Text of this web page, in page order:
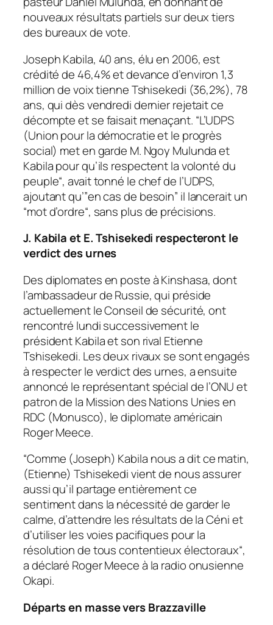
nouveaux résultats partiels sur deux tiers
des bureaux de vote.
Joseph Kabila, 40 ans, élu en 2006, est
crédité de 46,4% et devance d’environ 1,3
million de voix tienne Tshisekedi (36,2%), 78
ans, qui dès vendredi dernier rejetait ce
décompte et se faisait menaçant. “L’UDPS
(Union pour la démocratie et le progrès
social) met en garde M. Ngoy Mulunda et
Kabila pour qu’ils respectent la volonté du
peuple“, avait tonné le chef de l’UDPS,
ajoutant qu’”en cas de besoin” il lancerait un
“mot d’ordre“, sans plus de précisions.
J. Kabila et E. Tshisekedi respecteront le
verdict des urnes
Des diplomates en poste à Kinshasa, dont
l’ambassadeur de Russie, qui préside
actuellement le Conseil de sécurité, ont
rencontré lundi successivement le
président Kabila et son rival Etienne
Tshisekedi. Les deux rivaux se sont engagés
à respecter le verdict des urnes, a ensuite
annoncé le représentant spécial de l’ONU et
patron de la Mission des Nations Unies en
RDC (Monusco), le diplomate américain
Roger Meece.
“Comme (Joseph) Kabila nous a dit ce matin,
(Etienne) Tshisekedi vient de nous assurer
aussi qu’il partage entièrement ce
sentiment dans la nécessité de garder le
calme, d’attendre les résultats de la Céni et
d’utiliser les voies pacifiques pour la
résolution de tous contentieux électoraux“,
a déclaré Roger Meece à la radio onusienne
Okapi.
Départs en masse vers Brazzaville